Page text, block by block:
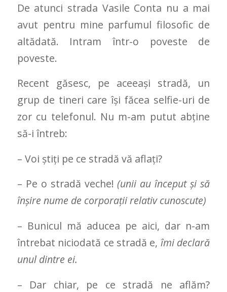
De atunci strada Vasile Conta nu a mai
avut pentru mine parfumul filosofic de
altădată. Intram într-o poveste de
poveste.
Recent găsesc, pe aceeași stradă, un
grup de tineri care își făcea selfie-uri de
zor cu telefonul. Nu m-am putut abține
să-i întreb:
– Voi știți pe ce stradă vă aflați?
– Pe o stradă veche!(unii au început și să
înșire nume de corporații relativ cunoscute)
– Bunicul mă aducea pe aici, dar n-am
întrebat niciodată ce stradă e, îmi declară
unul dintre ei.
– Dar chiar, pe ce stradă ne aflăm?